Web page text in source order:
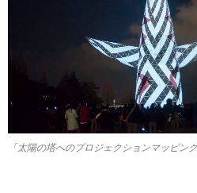
「太陽の塔へのプロジェクションマッピング